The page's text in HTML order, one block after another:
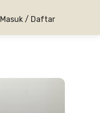
Masuk / Daftar